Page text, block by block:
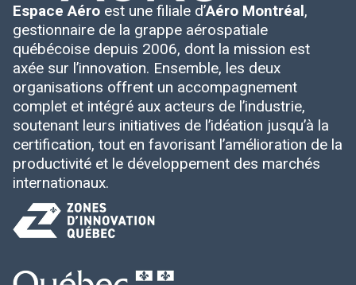
Initiatives
Écosystème
Publications et événements
Espace Aéro est une filiale d’Aéro Montréal,
gestionnaire de la grappe aérospatiale
québécoise depuis 2006, dont la mission est
axée sur l’innovation. Ensemble, les deux
organisations offrent un accompagnement
complet et intégré aux acteurs de l’industrie,
soutenant leurs initiatives de l’idéation jusqu’à la
certification, tout en favorisant l’amélioration de la
productivité et le développement des marchés
internationaux.